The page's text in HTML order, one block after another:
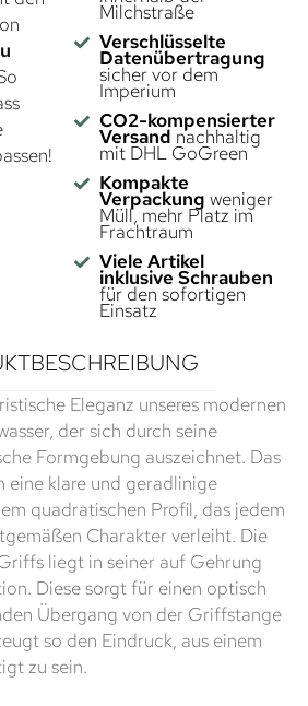
Milchstraße
Verschlüsselte
Datenübertragung
sicher vor dem
Imperium
CO2-kompensierter
Versand nachhaltig
mit DHL GoGreen
Kompakte
Verpackung weniger
Müll, mehr Platz im
Frachtraum
Viele Artikel
inklusive Schrauben
für den sofortigen
Einsatz
Eleganz unseres modernen
der sich durch seine
Formgebung auszeichnet. Das
eine klare und geradlinige
quadratischen Profil, das jedem
Charakter verleiht. Die
liegt in seiner auf Gehrung
Diese sorgt für einen optisch
Übergang von der Griffstange
so den Eindruck, aus einem
zu sein.